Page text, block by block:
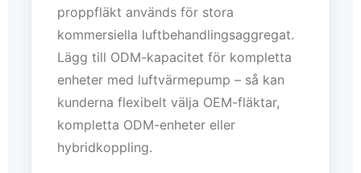
proppfläkt används för stora
kommersiella luftbehandlingsaggregat.
Lägg till ODM-kapacitet för kompletta
enheter med luftvärmepump – så kan
kunderna flexibelt välja OEM-fläktar,
kompletta ODM-enheter eller
hybridkoppling.